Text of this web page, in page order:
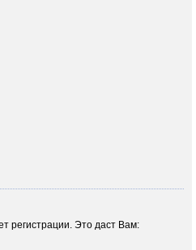
регистрации. Это даст Вам: